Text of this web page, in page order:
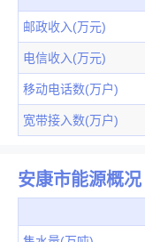
邮政收入(万元)
电信收入(万元)
移动电话数(万户)
宽带接入数(万户)
安康市能源概况